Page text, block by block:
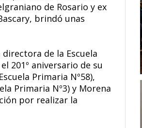
de Rosario y ex
brindó unas
de la Escuela
201º aniversario de su
Primaria Nº58),
Primaria Nº3) y Morena
por realizar la